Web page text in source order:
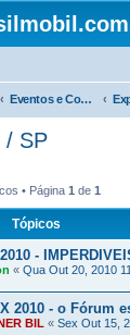
Eventos e Comemorações
/ SP
• Página 1 de 1
Tópicos
-
« Qua Out 20, 2010
2010 - o Fórum
BIL « Sex Out 15,